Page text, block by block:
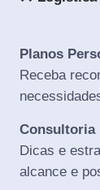
Planos
Receba
Consultoria
Dicas e
alcance e